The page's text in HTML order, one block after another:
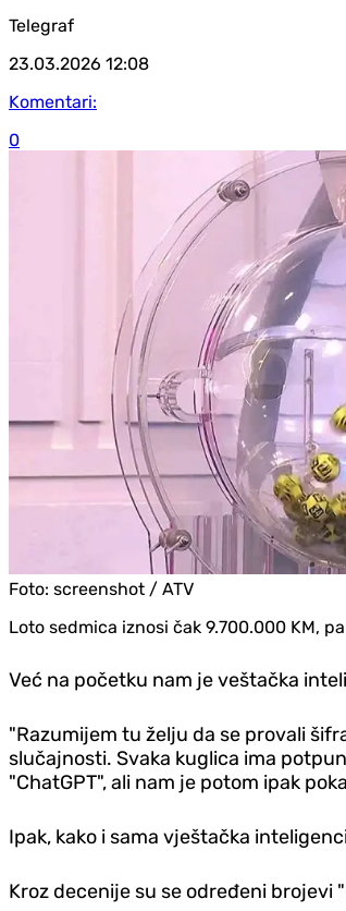
Telegraf
23.03.2026 12:08
Komentari:
0
Foto: screenshot / ATV
Loto sedmica iznosi čak 9.700.000 KM,
Već na početku nam je veštačka
"Razumijem tu želju da se provali
slučajnosti. Svaka kuglica ima
"ChatGPT", ali nam je potom ipak
Ipak, kako i sama vještačka
Kroz decenije su se određeni brojevi